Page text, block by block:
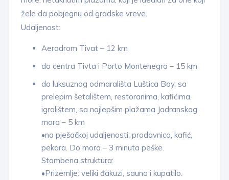
žele da pobjegnu od gradske vreve.
Udaljenost:
Aerodrom Tivat – 12 km
do centra Tivta i Porto Montenegra – 15 km
do luksuznog odmarališta Luštica Bay, sa
prelepim šetalištem, restoranima, kafićima,
igralištem, sa najlepšim plažama Jadranskog
mora – 5 km
•na pješačkoj udaljenosti: prodavnica, kafić,
pekara. Do mora – 3 minuta peške.
Stambena struktura:
•Prizemlje: veliki đakuzi, sauna i kupatilo.